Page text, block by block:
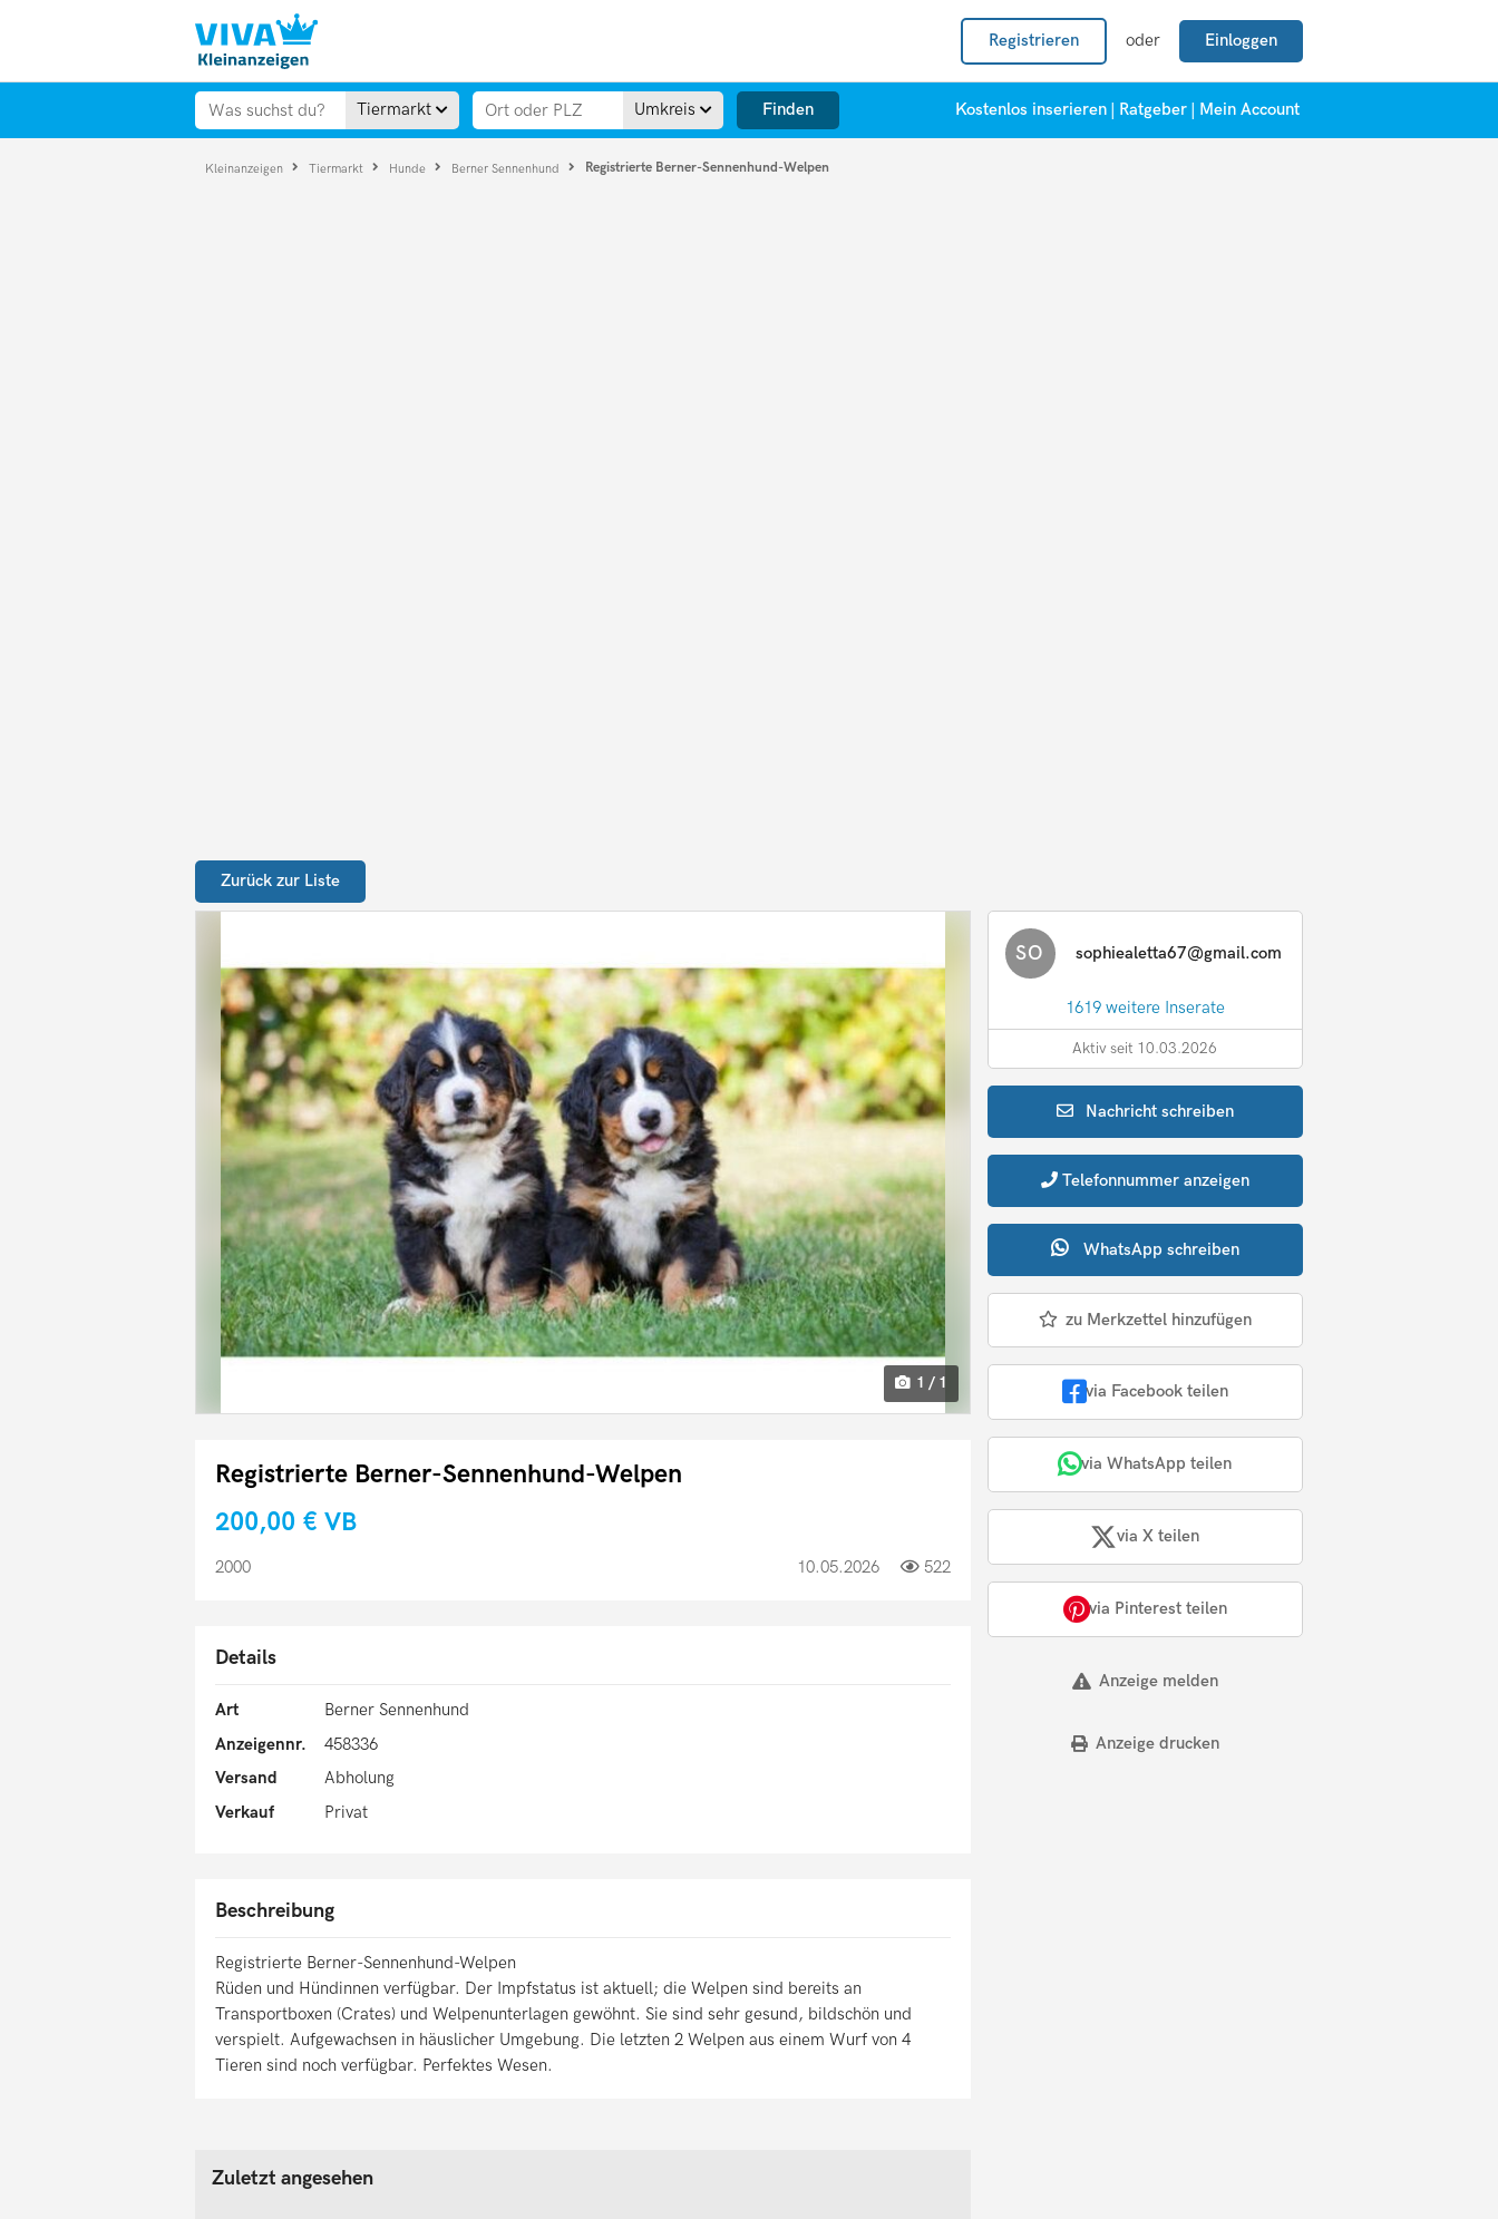
Registrieren oder Einloggen
Tiermarkt Umkreis Finden Kostenlos inserieren Ratgeber Mein Account
Kleinanzeigen Tiermarkt Hunde Berner Sennenhund Registrierte Berner-Sennenhund-Welpen
Zurück zur Liste
1 / 1
Registrierte Berner-Sennenhund-Welpen
200,00 € VB
2000 10.05.2026 522
Details
Art
Berner Sennenhund
Anzeigennr.
458336
Versand
Abholung
Verkauf
Privat
Beschreibung
Registrierte Berner-Sennenhund-Welpen
Rüden und Hündinnen verfügbar. Der Impfstatus ist aktuell; die Welpen sind bereits an
Transportboxen (Crates) und Welpenunterlagen gewöhnt. Sie sind sehr gesund, bildschön und
verspielt. Aufgewachsen in häuslicher Umgebung. Die letzten 2 Welpen aus einem Wurf von 4
Tieren sind noch verfügbar. Perfektes Wesen.
SO sophiealetta67@gmail.com
1619 weitere Inserate
Aktiv seit 10.03.2026
Nachrichtschreiben
Telefonnummer anzeigen
WhatsApp schreiben
zu Merkzettel hinzufügen
via Facebook teilen
via WhatsApp teilen
via X teilen
via Pinterest teilen
Anzeige melden
Anzeige drucken
Zuletzt angesehen